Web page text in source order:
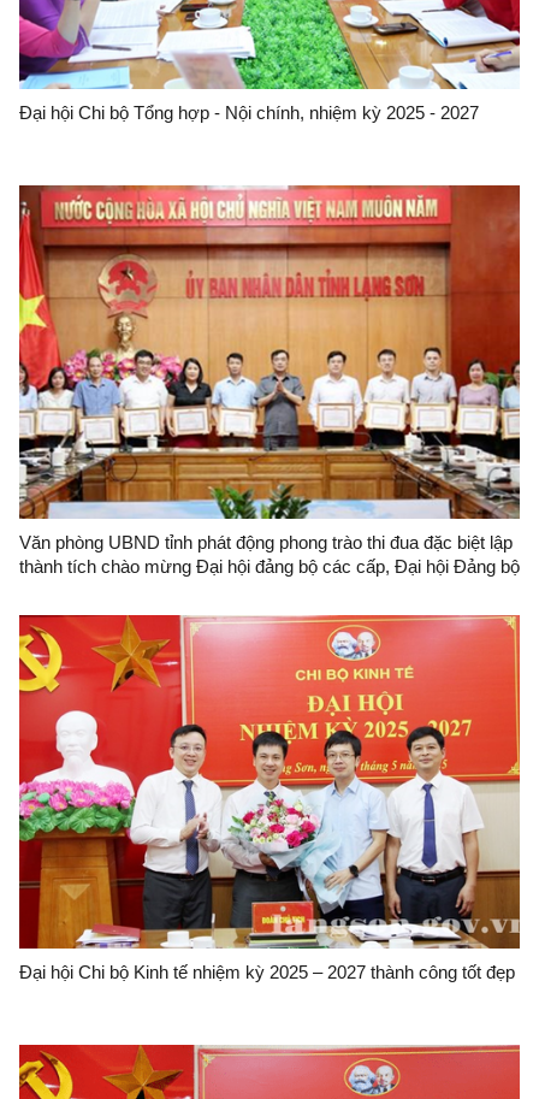
Đại hội Chi bộ Tổng hợp - Nội chính, nhiệm kỳ 2025 - 2027
Văn phòng UBND tỉnh phát động phong trào thi đua đặc biệt lập
thành tích chào mừng Đại hội đảng bộ các cấp, Đại hội Đảng bộ
Đại hội Chi bộ Kinh tế nhiệm kỳ 2025 – 2027 thành công tốt đẹp